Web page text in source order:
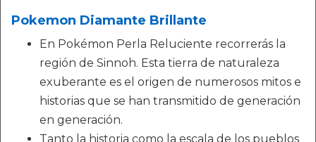
Pokemon Diamante Brillante
En Pokémon Perla Reluciente recorrerás la
región de Sinnoh. Esta tierra de naturaleza
exuberante es el origen de numerosos mitos e
historias que se han transmitido de generación
en generación.
Tanto la historia como la escala de los pueblos